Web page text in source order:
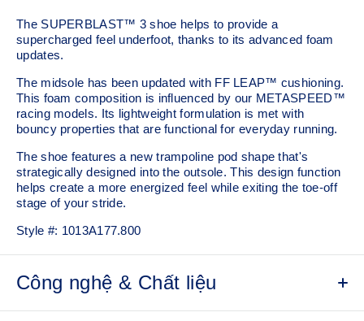
The SUPERBLAST™ 3 shoe helps to provide a
supercharged feel underfoot, thanks to its advanced foam
updates.
The midsole has been updated with FF LEAP™ cushioning.
This foam composition is influenced by our METASPEED™
racing models. Its lightweight formulation is met with
bouncy properties that are functional for everyday running.
The shoe features a new trampoline pod shape that's
strategically designed into the outsole. This design function
helps create a more energized feel while exiting the toe-off
stage of your stride.
Style #: 1013A177.800
Công nghệ & Chất liệu